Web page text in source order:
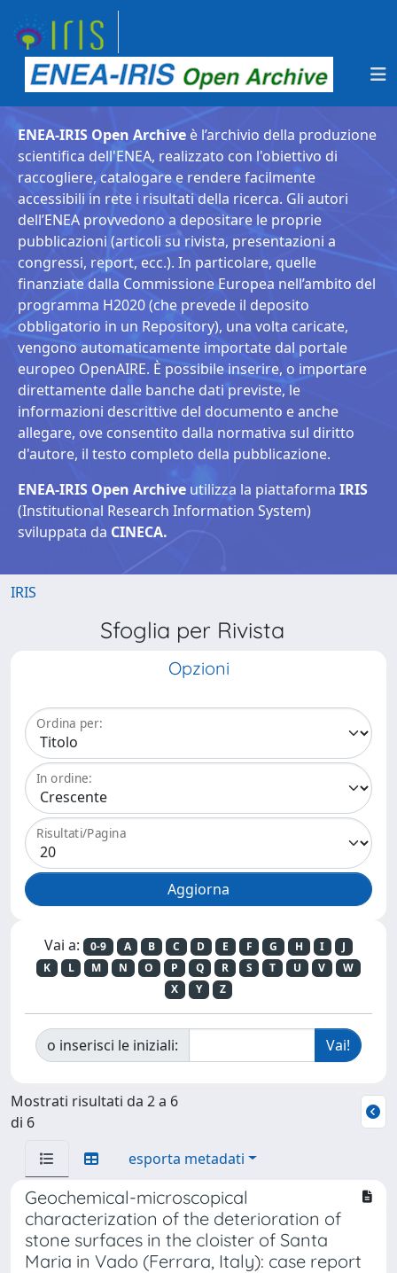
ENEA-IRIS Open Archive è l’archivio della produzione
scientifica dell'ENEA, realizzato con l'obiettivo di
raccogliere, catalogare e rendere facilmente
accessibili in rete i risultati della ricerca. Gli autori
dell’ENEA provvedono a depositare le proprie
pubblicazioni (articoli su rivista, presentazioni a
congressi, report, ecc.). In particolare, quelle
finanziate dalla Commissione Europea nell’ambito del
programma H2020 (che prevede il deposito
obbligatorio in un Repository), una volta caricate,
vengono automaticamente importate dal portale
europeo OpenAIRE. È possibile inserire, o importare
direttamente dalle banche dati previste, le
informazioni descrittive del documento e anche
allegare, ove consentito dalla normativa sul diritto
d'autore, il testo completo della pubblicazione.
ENEA-IRIS Open Archive utilizza la piattaforma IRIS
(Institutional Research Information System)
sviluppata da CINECA.
IRIS
Sfoglia per Rivista
Opzioni
Ordina per:
In ordine:
Risultati/Pagina
Vai a: 0-9 A B C D E F G H I
J
K
L M N O P Q R S T U V
W
X
Y Z
o inserisci le iniziali:
Mostrati risultati da 2 a 6
di 6
esporta metadati
Geochemical-microscopical
characterization of the deterioration of
stone surfaces in the cloister of Santa
Maria in Vado (Ferrara, Italy): case report